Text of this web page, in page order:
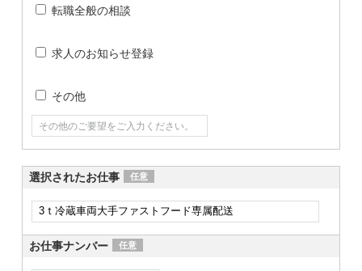
転職全般の相談
求人のお知らせ登録
その他
選択されたお仕事 任意
お仕事ナンバー 任意